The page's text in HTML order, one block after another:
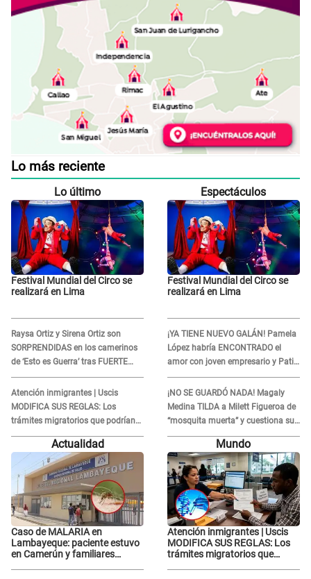
Lo más reciente
Lo último
Festival Mundial del Circo se
realizará en Lima
Raysa Ortiz y Sirena Ortiz son
SORPRENDIDAS en los camerinos
de ‘Esto es Guerra’ tras FUERTE
ENFRENTAMIENTO con Gabriel
Moisés: “Gracias”
Atención inmigrantes | Uscis
MODIFICA SUS REGLAS: Los
trámites migratorios que podrían
necesitar tu prueba de ADN
Espectáculos
Festival Mundial del Circo se
realizará en Lima
¡YA TIENE NUEVO GALÁN! Pamela
López habría ENCONTRADO el
amor con joven empresario y Pati
Lorena la ECHA en VIVO
¡NO SE GUARDÓ NADA! Magaly
Medina TILDA a Milett Figueroa de
“mosquita muerta” y cuestiona su
RECONCILIACIÓN con Marcelo
Tinelli en TV argentina
Actualidad
Caso de MALARIA en
Lambayeque: paciente estuvo
en Camerún y familiares
Mundo
Atención inmigrantes | Uscis
MODIFICA SUS REGLAS: Los
trámites migratorios que